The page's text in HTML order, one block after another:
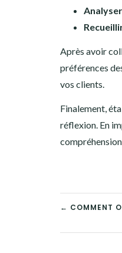
Après avoir
préférences
vos clients.
Finalement,
réflexion. En
DE
← COMMENT